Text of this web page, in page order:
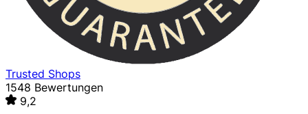
Trusted Shops
1548 Bewertungen
9,2